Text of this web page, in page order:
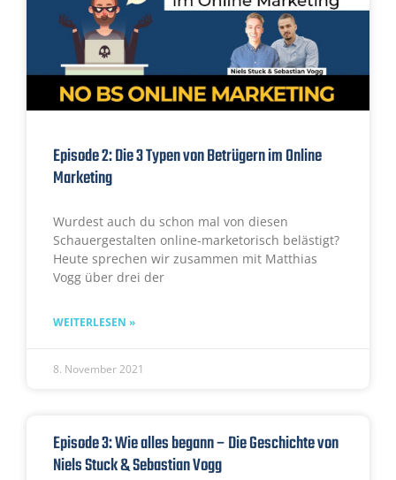
Episode 2: Die 3 Typen von Betrügern im Online
Marketing
Wurdest auch du schon mal von diesen
Schauergestalten online-marketorisch belästigt?
Heute sprechen wir zusammen mit Matthias
Vogg über drei der
WEITERLESEN »
8. November 2021
Episode 3: Wie alles begann – Die Geschichte von
Niels Stuck & Sebastian Vogg